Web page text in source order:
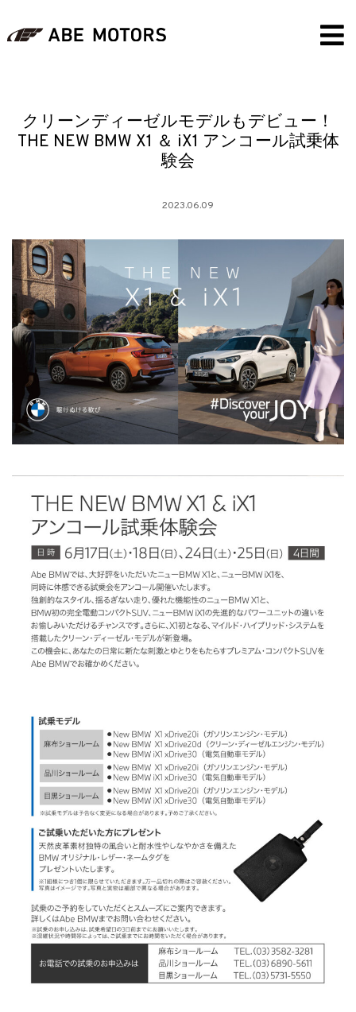
クリーンディーゼルモデルもデビュー！
THE NEW BMW X1 ＆ iX1 アンコール試乗体
験会
2023.06.09